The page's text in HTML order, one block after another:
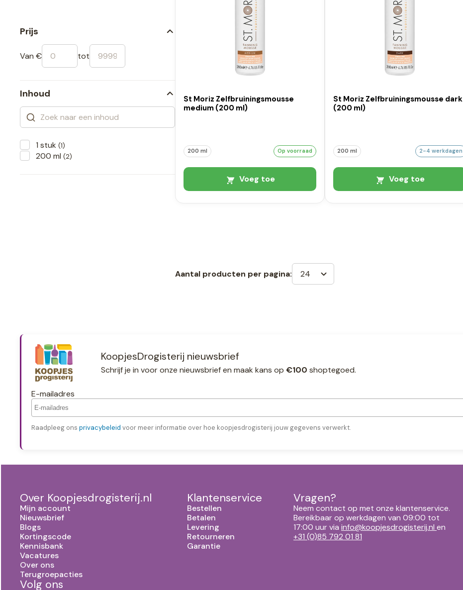
Prijs
Van € tot
Inhoud
1 stuk (1)
200 ml (2)
St Moriz Zelfbruiningsmousse
medium (200 ml)
200 ml Op voorraad
Voeg toe
St Moriz Zelfbruiningsmousse dark
(200 ml)
200 ml 2-4 werkdagen
Voeg toe
Aantal producten per pagina: 24
KoopjesDrogisterij nieuwsbrief
Schrijf je in voor onze nieuwsbrief en maak kans op €100 shoptegoed.
E-mailadres
Raadpleeg ons privacybeleid voor meer informatie over hoe koopjesdrogisterij jouw gegevens verwerkt.
Over Koopjesdrogisterij.nl
Mijn account
Nieuwsbrief
Blogs
Kortingscode
Kennisbank
Vacatures
Over ons
Terugroepacties
Volg ons
Klantenservice
Bestellen
Betalen
Levering
Retourneren
Garantie
Vragen?
Neem contact op met onze klantenservice.
Bereikbaar op werkdagen van 09:00 tot
17:00 uur via info@koopjesdrogisterij.nl en
+31 (0)85 792 01 81